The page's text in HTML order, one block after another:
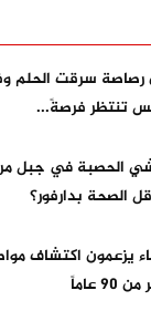
رصاصة سرقت الحلم
تنتظر فرصةً...
الحصبة في جبل
الصحة بدارفور؟
يزعمون اكتشاف
90 عاماً